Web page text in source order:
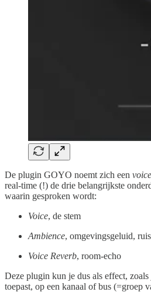
De plugin GOYO noemt zich een
real-time (!) de drie belangrijkste
waarin gesproken wordt:
Voice, de stem
Ambience, omgevingsgeluid, ruis
Voice Reverb, room-echo
Deze plugin kun je dus als effect,
toepast, op een kanaal of bus (=groep